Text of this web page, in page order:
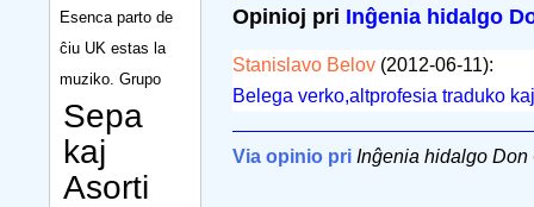
Esenca parto de
ĉiu UK estas la
muziko. Grupo
Sepa
kaj
Asorti
Opinioj pri Inĝenia hidalgo
Stanislavo Belov (2012-06-11):
Belega verko,altprofesia traduko
Via opinio pri Inĝenia hidalgo Don